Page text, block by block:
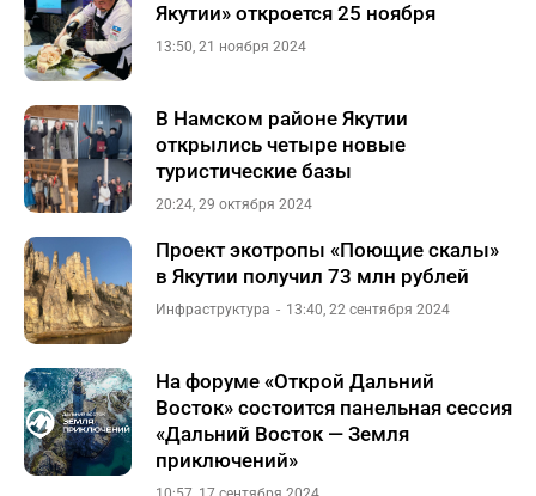
Якутии» откроется 25 ноября
13:50, 21 ноября 2024
В Намском районе Якутии
открылись четыре новые
туристические базы
20:24, 29 октября 2024
Проект экотропы «Поющие скалы»
в Якутии получил 73 млн рублей
Инфраструктура 13:40, 22 сентября 2024
На форуме «Открой Дальний
Восток» состоится панельная сессия
«Дальний Восток — Земля
приключений»